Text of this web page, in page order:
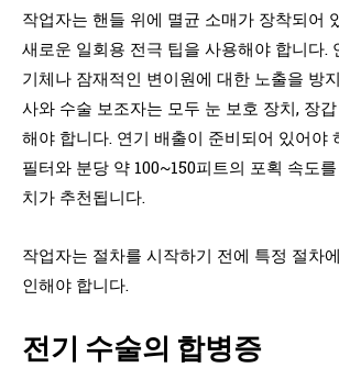
작업자는 핸들 위에 멸균 소매가 장착되어
새로운 일회용 전극 팁을 사용해야 합니다.
기체나 잠재적인 변이원에 대한 노출을 방
사와 수술 보조자는 모두 눈 보호 장치, 장
해야 합니다. 연기 배출이 준비되어 있어야
필터와 분당 약 100~150피트의 포획 속도
치가 추천됩니다.
작업자는 절차를 시작하기 전에 특정 절차
인해야 합니다.
전기 수술의 합병증